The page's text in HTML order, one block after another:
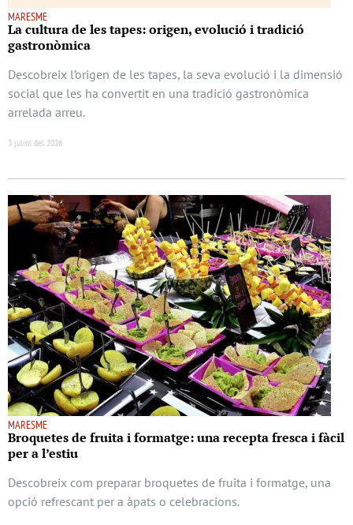
MARESME
La cultura de les tapes: origen, evolució i tradició
gastronòmica
Descobreix l’origen de les tapes, la seva evolució i la dimensió
social que les ha convertit en una tradició gastronòmica
arrelada arreu.
3 juliol del 2026
MARESME
Broquetes de fruita i formatge: una recepta fresca i fàcil
per a l’estiu
Descobreix com preparar broquetes de fruita i formatge, una
opció refrescant per a àpats o celebracions.